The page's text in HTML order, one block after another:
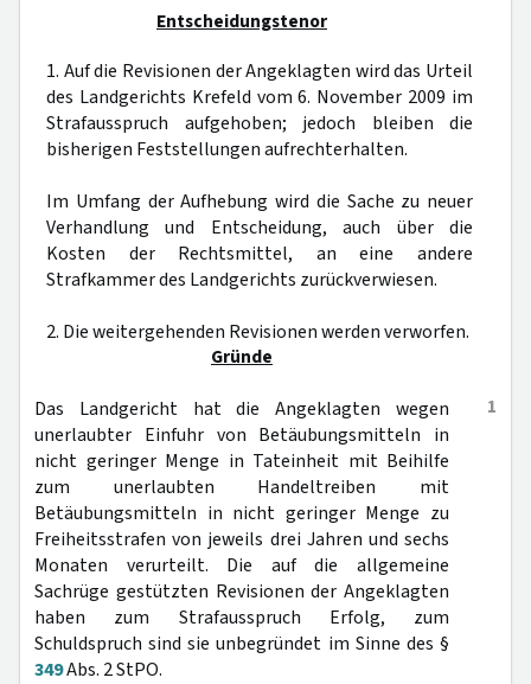
Entscheidungstenor
1. Auf die Revisionen der Angeklagten wird das Urteil
des Landgerichts Krefeld vom 6. November 2009 im
Strafausspruch aufgehoben; jedoch bleiben die
bisherigen Feststellungen aufrechterhalten.
Im Umfang der Aufhebung wird die Sache zu neuer
Verhandlung und Entscheidung, auch über die
Kosten der Rechtsmittel, an eine andere
Strafkammer des Landgerichts zurückverwiesen.
2. Die weitergehenden Revisionen werden verworfen.
Gründe
1
Das Landgericht hat die Angeklagten wegen
unerlaubter Einfuhr von Betäubungsmitteln in
nicht geringer Menge in Tateinheit mit Beihilfe
zum unerlaubten Handeltreiben mit
Betäubungsmitteln in nicht geringer Menge zu
Freiheitsstrafen von jeweils drei Jahren und sechs
Monaten verurteilt. Die auf die allgemeine
Sachrüge gestützten Revisionen der Angeklagten
haben zum Strafausspruch Erfolg, zum
Schuldspruch sind sie unbegründet im Sinne des §
349Abs. 2 StPO.